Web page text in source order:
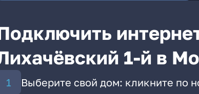
1-й в
Выберите свой дом: кликните по